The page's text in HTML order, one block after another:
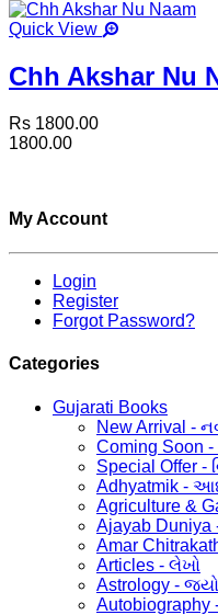
Quick View
Chh Akshar Nu
Rs 1800.00
1800.00
My Account
Login
Register
Forgot Password?
Categories
Gujarati Books
New Arrival -
Coming Soon
Special Offer -
Adhyatmik -
Agriculture &
Ajayab
Amar
Articles - લેખો
Astrology -